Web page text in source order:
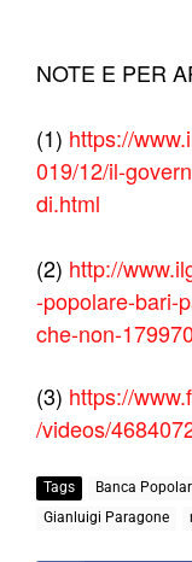
NOTE E PER
(1) https://
019/12/il-
di.html
(2) http://
-popolare-bari-
che-non-
(3) https://
/videos/
Tags Banca
Gianluigi Paragone